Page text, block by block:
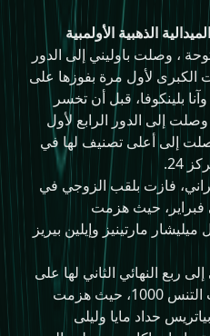
، وصلت باوليني إلى الدور
الكبرى لأول مرة بفوزها على
وآنا بلينكوفا، قبل أن تخسر
وصلت إلى الدور الرابع لأول
إلى أعلى تصنيف لها في
24.
فازت بلقب الزوجي في
فبراير، حيث هزمت
مارتينيز وإيلين بيريز
ربع النهائي الثاني لها على
مستوى رابطة محترفات التنس 1000، حيث هزمت
حداد مايا وليلى